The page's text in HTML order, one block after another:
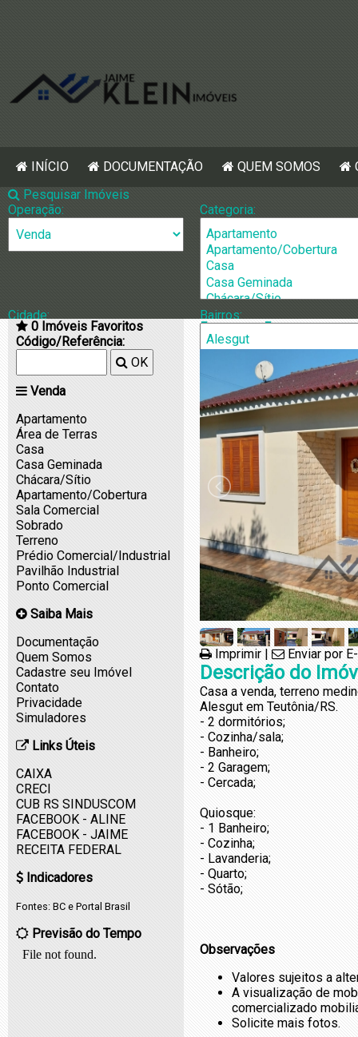
INÍCIO DOCUMENTAÇÃO QUEM SOMOS
Pesquisar Imóveis
Operação:
Categoria:
Cidade: Bairros:
0 Imóveis Favoritos
Código/Referência:
OK
Venda
Apartamento
Área de Terras
Casa
Casa Geminada
Chácara/Sítio
Apartamento/Cobertura
Sala Comercial
Sobrado
Terreno
Prédio Comercial/Industrial
Pavilhão Industrial
Ponto Comercial
Saiba Mais
Documentação
Quem Somos
Cadastre seu Imóvel
Contato
Privacidade
Simuladores
Links Úteis
CAIXA
CRECI
CUB RS SINDUSCOM
FACEBOOK - ALINE
FACEBOOK - JAIME
RECEITA FEDERAL
Indicadores
Fontes: BC e Portal Brasil
Previsão do Tempo
[1378] Casa
Imprimir Enviar por
Descrição do
Casa a venda, terreno
Alesgut em Teutônia/RS.
- 2 dormitórios;
- Cozinha/sala;
- Banheiro;
- 2 Garagem;
- Cercada;
Quiosque:
- 1 Banheiro;
- Cozinha;
- Lavanderia;
- Quarto;
- Sótão;
Observações
Valores sujeitos a
A visualização de
comercializado
Solicite mais fotos.